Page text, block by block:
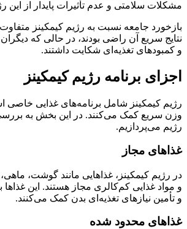
مشکلات سلامتی و عدم تأثیرات پایدار از
بازخورد جامعه نسبت به رژیم کیمکینز متفاوت
نتایج سریع آن راضی بودند، در حالی که
و کمبودهای تغذیه‌ای شکایت داشتند.
اجزای برنامه رژیم کیمکینز
رژیم کیمکینز شامل برنامه‌های غذایی
وزن سریع کمک می‌کنند. در این بخش به
رژیم می‌پردازیم.
غذاهای مجاز
در رژیم کیمکینز، غذاهایی مانند گوشت،
و مواد غذایی کم‌کالری مجاز هستند. این
و تأمین نیازهای تغذیه‌ای بدن کمک می‌کنند.
غذاهای محدود شده